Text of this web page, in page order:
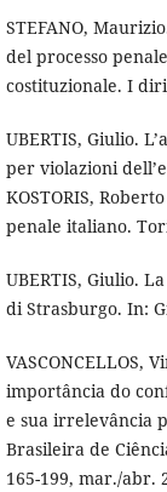
STEFANO,
del processo
costituzionale. I
UBERTIS, Giulio.
per violazioni
KOSTORIS,
penale italiano.
UBERTIS, Giulio.
di Strasburgo. In:
VASCONCELLOS,
importância do
e sua irrelevância
Brasileira de
165-199, mar./abr.